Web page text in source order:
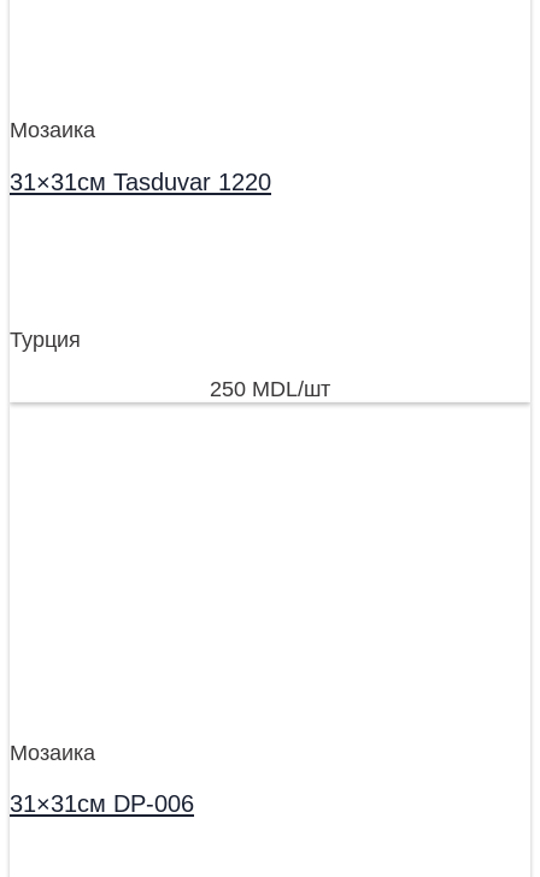
Мозаика
31×31см Tasduvar 1220
Турция
250 MDL/шт
Мозаика
31×31см DP-006